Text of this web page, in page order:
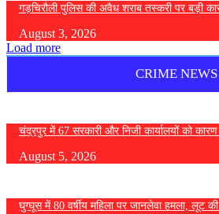
गड़चिरौली पुलिस की अवैध शराब तस्करी पर बड़ी
August 3, 2026
Load more
CRIME NEWS
चंद्रपुर में 67 सरकारी और निजी कार्यालयों को
August 5, 2026
घुग्घूस में 80 वर्षीय महिला पर जानलेवा हमला, लूट